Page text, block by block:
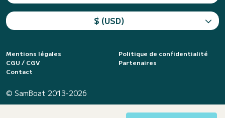
$ (USD)
Mentions légales
Politique de confidentialité
CGU / CGV
Partenaires
Contact
© SamBoat 2013-2026